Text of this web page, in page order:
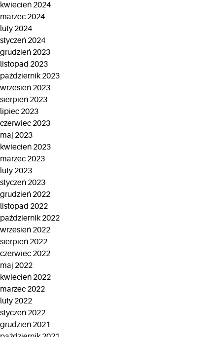
kwiecień 2024
marzec 2024
luty 2024
styczeń 2024
grudzień 2023
listopad 2023
październik 2023
wrzesień 2023
sierpień 2023
lipiec 2023
czerwiec 2023
maj 2023
kwiecień 2023
marzec 2023
luty 2023
styczeń 2023
grudzień 2022
listopad 2022
październik 2022
wrzesień 2022
sierpień 2022
czerwiec 2022
maj 2022
kwiecień 2022
marzec 2022
luty 2022
styczeń 2022
grudzień 2021